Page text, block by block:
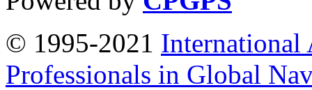
© 1995-2021 International
Professionals in Global